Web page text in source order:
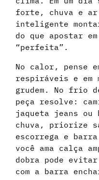
forte, chuva e ar
inteligente montar
do que apostar
“perfeita”.
No calor, pense
respiráveis e em
grudem. No frio
peça resolve:
jaqueta jeans ou
chuva, priorize
escorrega e
você ama calça
dobra pode
com a barra